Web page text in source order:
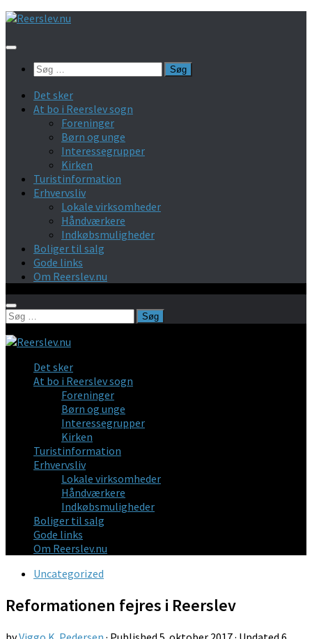
Skip
content
Søg
Det sker
At bo i Reerslev sogn
Foreninger
Børn og unge
Interessegrupper
Kirken
Turistinformation
Erhvervsliv
Lokale virksomheder
Håndværkere
Indkøbsmuligheder
Boliger til salg
Gode links
Om Reerslev.nu
Søg
Det sker
At bo i Reerslev sogn
Foreninger
Børn og unge
Interessegrupper
Kirken
Turistinformation
Erhvervsliv
Lokale virksomheder
Håndværkere
Indkøbsmuligheder
Boliger til salg
Gode links
Om Reerslev.nu
Uncategorized
Reformationen fejres i Reerslev